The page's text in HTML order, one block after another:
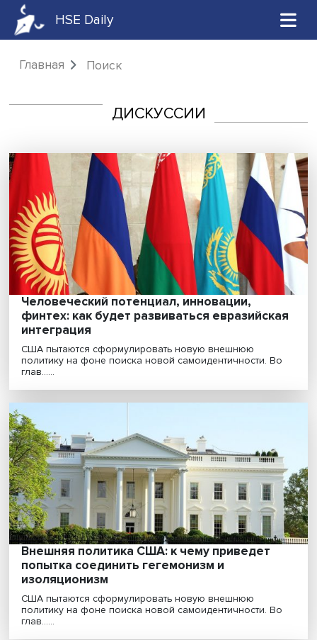
HSE Daily
Главная
Человеческий потенциал, инновации,
финтех: как будет развиваться
интеграция
США пытаются сформулировать новую внешнюю
политику на фоне поиска новой самоидентичности.
глав......